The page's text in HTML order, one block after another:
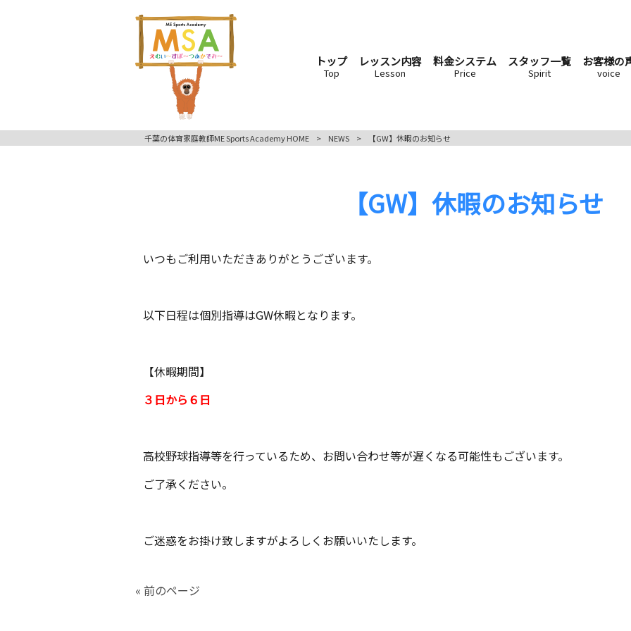
トップ
Top
レッスン内容
Lesson
料金システム
Price
スタッフ一覧
Spirit
お客様の
voice
千葉の体育家庭教師ME Sports Academy HOME > NEWS > 【GW】休暇のお知らせ
【GW】休暇のお知らせ
いつもご利用いただきありがとうございます。
以下日程は個別指導はGW休暇となります。
【休暇期間】
３日から６日
高校野球指導等を行っているため、お問い合わせ等が遅くなる可能性もございます。
ご了承ください。
ご迷惑をお掛け致しますがよろしくお願いいたします。
« 前のページ